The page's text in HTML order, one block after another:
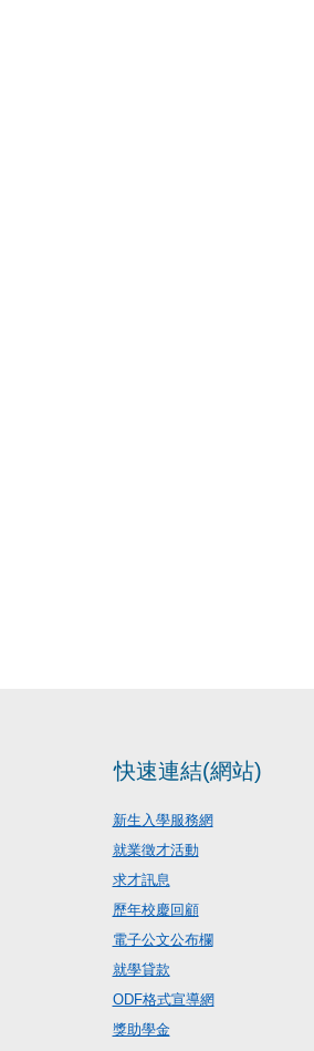
快速連結(網站)
新生入學服務網
就業徵才活動
求才訊息
歷年校慶回顧
電子公文公布欄
就學貸款
ODF格式宣導網
獎助學金